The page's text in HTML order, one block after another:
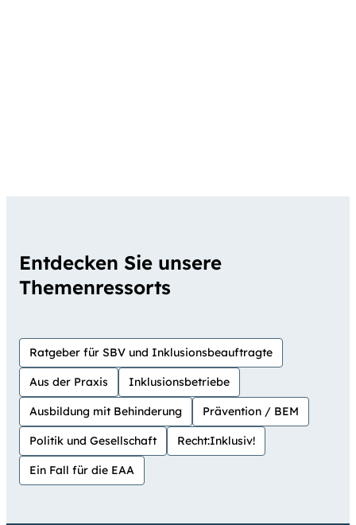
Entdecken Sie unsere
Themenressorts
Ratgeber für SBV und Inklusionsbeauftragte
Aus der Praxis Inklusionsbetriebe
Ausbildung mit Behinderung Prävention / BEM
Politik und Gesellschaft Recht:Inklusiv!
Ein Fall für die EAA